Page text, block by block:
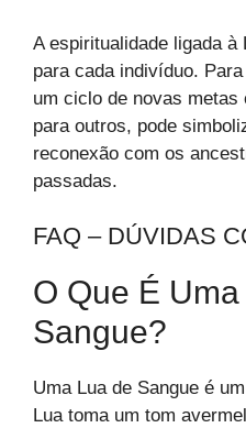
A espiritualidade ligada à
para cada indivíduo.
um ciclo de novas metas
para outros, pode
reconexão com os
passadas.
FAQ – DÚVIDAS
O Que É
Sangue?
Uma Lua de Sangue é
Lua toma um tom